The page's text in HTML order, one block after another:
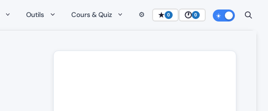
Outils Cours & Quiz ⚙️ ★ 0 🕐 0